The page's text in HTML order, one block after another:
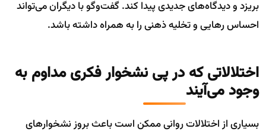
بریزد و دیدگاه‌های جدیدی پیدا کند. گفت‌وگو با دیگران می‌تواند
احساس رهایی و تخلیه ذهنی را به همراه داشته باشد.
اختلالاتی که در پی نشخوار فکری مداوم به
وجود می‌آیند
بسیاری از اختلالات روانی ممکن است باعث بروز نشخوارهای